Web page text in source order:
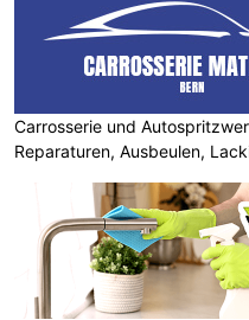
Carrosserie und
Reparaturen, Ausbeulen,